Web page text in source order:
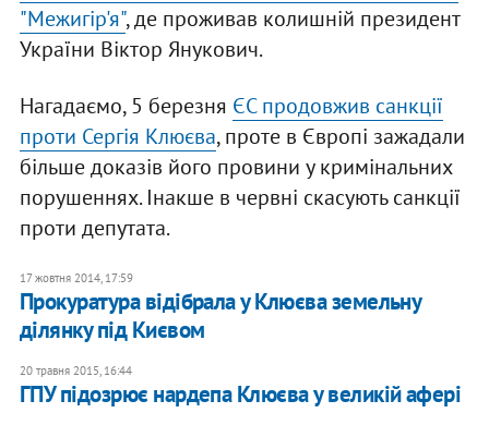
"Межигір'я", де проживав колишній президент
України Віктор Янукович.
Нагадаємо, 5 березня ЄС продовжив санкції
проти Сергія Клюєва, проте в Європі зажадали
більше доказів його провини у кримінальних
порушеннях. Інакше в червні скасують санкції
проти депутата.
17 жовтня 2014, 17:59
Прокуратура відібрала у Клюєва земельну
ділянку під Києвом
20 травня 2015, 16:44
ГПУ підозрює нардепа Клюєва у великій афері